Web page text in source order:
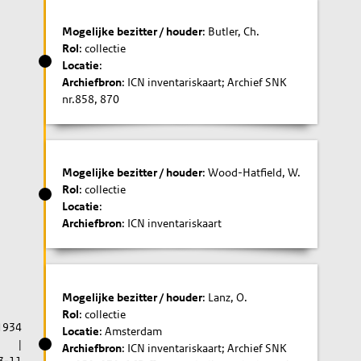
Mogelijke bezitter / houder: Butler, Ch.
Rol: collectie
Locatie:
Archiefbron: ICN inventariskaart; Archief SNK
nr.858, 870
Mogelijke bezitter / houder: Wood-Hatfield, W.
Rol: collectie
Locatie:
Archiefbron: ICN inventariskaart
|
Mogelijke bezitter / houder: Lanz, O.
Rol: collectie
Locatie: Amsterdam
Archiefbron: ICN inventariskaart; Archief SNK